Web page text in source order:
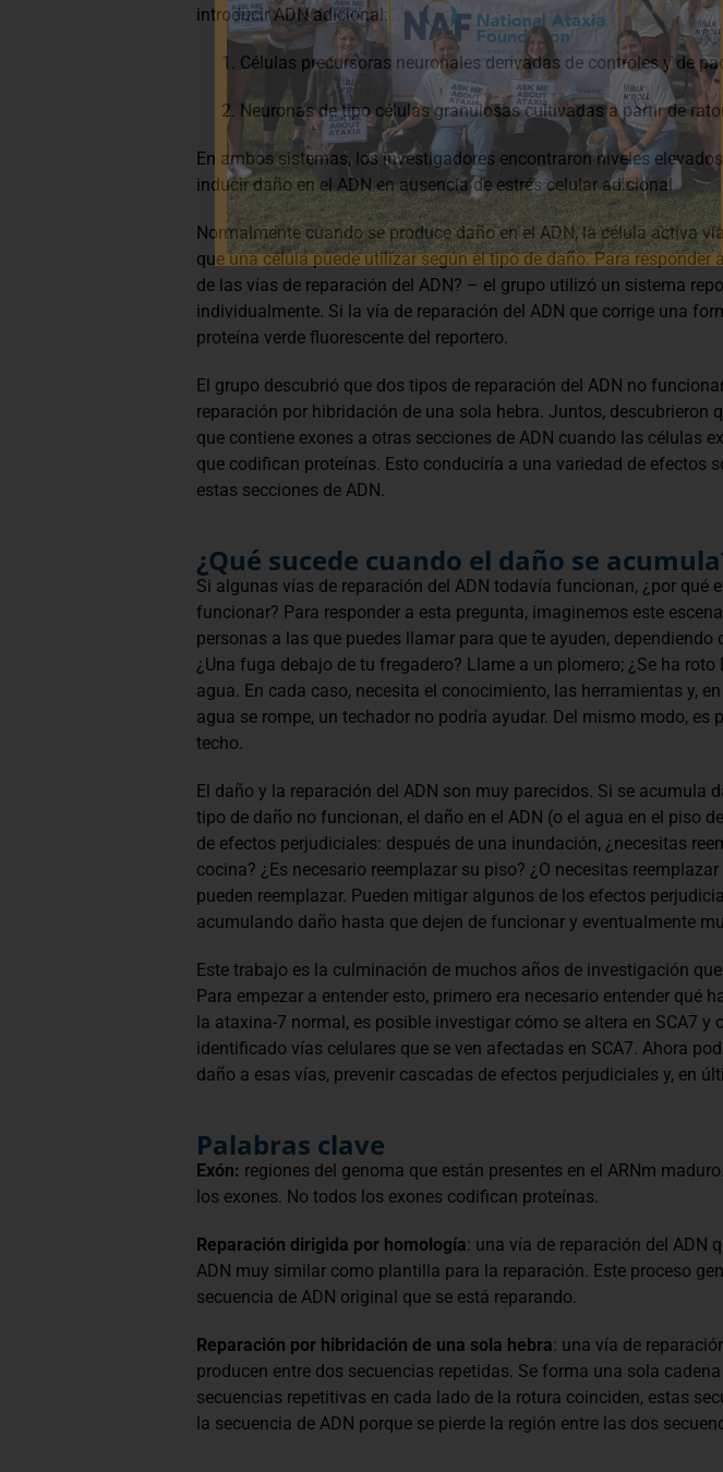
introducir ADN adicional:
Células precursoras neuronales derivadas de controles y de
Neuronas de tipo células granulosas cultivadas a partir de
En ambos sistemas, los investigadores encontraron niveles
inducir daño en el ADN en ausencia de estrés celular adicional.
Normalmente cuando se produce daño en el ADN, la célula activa
que una célula puede utilizar según el tipo de daño. Para
de las vías de reparación del ADN? – el grupo utilizó un sistema
individualmente. Si la vía de reparación del ADN que corrige una
proteína verde fluorescente del reportero.
El grupo descubrió que dos tipos de reparación del ADN no
reparación por hibridación de una sola hebra. Juntos,
que contiene exones a otras secciones de ADN cuando las células
que codifican proteínas. Esto conduciría a una variedad de efectos
estas secciones de ADN.
¿Qué sucede cuando el daño se
Si algunas vías de reparación del ADN todavía funcionan, ¿por
funcionar? Para responder a esta pregunta, imaginemos este
personas a las que puedes llamar para que te ayuden,
¿Una fuga debajo de tu fregadero? Llame a un plomero; ¿Se ha
agua. En cada caso, necesita el conocimiento, las herramientas y,
agua se rompe, un techador no podría ayudar. Del mismo modo,
techo.
El daño y la reparación del ADN son muy parecidos. Si se acumula
tipo de daño no funcionan, el daño en el ADN (o el agua en el piso
de efectos perjudiciales: después de una inundación, ¿necesitas
cocina? ¿Es necesario reemplazar su piso? ¿O necesitas
pueden reemplazar. Pueden mitigar algunos de los efectos
acumulando daño hasta que dejen de funcionar y eventualmente
Este trabajo es la culminación de muchos años de investigación
Para empezar a entender esto, primero era necesario entender
la ataxina-7 normal, es posible investigar cómo se altera en SCA7
identificado vías celulares que se ven afectadas en SCA7. Ahora
daño a esas vías, prevenir cascadas de efectos perjudiciales y, en
Palabras clave
Exón: regiones del genoma que están presentes en el ARNm
los exones. No todos los exones codifican proteínas.
Reparación dirigida por homología: una vía de reparación del ADN
ADN muy similar como plantilla para la reparación. Este proceso
secuencia de ADN original que se está reparando.
Reparación por hibridación de una sola hebra: una vía de
producen entre dos secuencias repetidas. Se forma una sola
secuencias repetitivas en cada lado de la rotura coinciden, estas
la secuencia de ADN porque se pierde la región entre las dos